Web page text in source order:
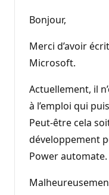
Bonjour,
Merci d’avoir
Microsoft.
Actuellement, il
à l’emploi qui
Peut-être cela
développement
Power automate.